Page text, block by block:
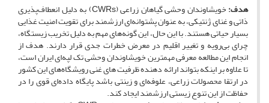
هدف:خویشاوندان وحشی گیاهان زراعی (CWRs) به دلیل انعطاف‌پذیری
ذاتی و غنای ژنتیکی، به عنوان پشتوانه‌ای ارزشمند برای تقویت امنیت غذایی
بسیار حیاتی هستند. با این حال، این گونه‌های مهم به دلیل تخریب زیستگاه،
چرای بی‌رویه و تغییر اقلیم در معرض خطرات جدی قرار دارند. هدف از
انجام این مطالعه معرفی مهمترین خویشاوندان وحشی تک لپه‌ای ایران است،
تا علاوه بر اینکه بتواند ارائه دهنده ظرفیت های غنی رویشگاه‌های این کشور
در ارتقا محصولات زراعی، علوفه‌ای و زینتی ‌باشد پایگاه داده‌ای قوی را در
حفاظت از این تنوع زیستی ارزشمند ایجاد کند.